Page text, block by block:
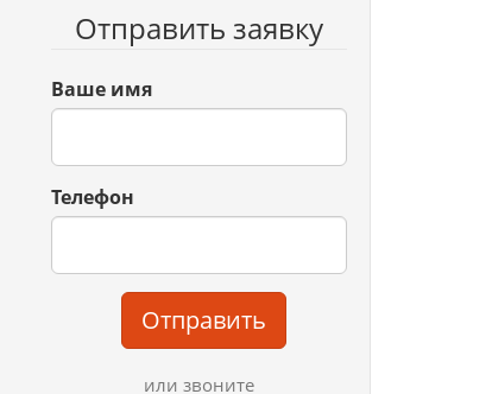
Отправить заявку
Ваше имя
Телефон
Отправить
или звоните